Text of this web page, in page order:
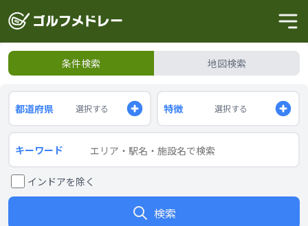
条件検索 地図検索
都道府県 選択する 特徴 選択する
キーワード
インドアを除く
検索